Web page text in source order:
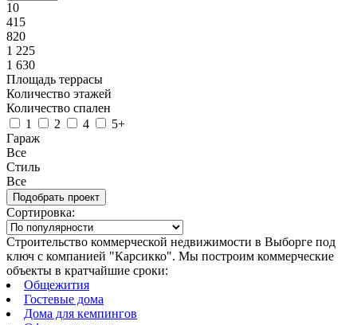
10
415
820
1 225
1 630
Площадь террасы
Количество этажей
Количество спален
1
2 4
5+
Гараж
Все
Стиль
Все
Сортировка:
Строительство коммерческой недвижимости в Выборге под
ключ с компанией "Карсикко". Мы построим коммерческие
объекты в кратчайшие сроки:
Общежития
Гостевые дома
Дома для кемпингов